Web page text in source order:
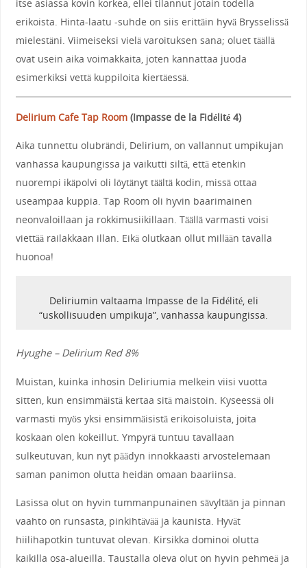
itse asiassa kovin korkea, ellei tilannut jotain todella
erikoista. Hinta-laatu -suhde on siis erittäin hyvä Brysselissä
mielestäni. Viimeiseksi vielä varoituksen sana; oluet täällä
ovat usein aika voimakkaita, joten kannattaa juoda
esimerkiksi vettä kuppiloita kiertäessä.
Delirium Cafe Tap Room(Impasse de la Fidélité 4)
Aika tunnettu olubrändi, Delirium, on vallannut umpikujan
vanhassa kaupungissa ja vaikutti siltä, että etenkin
nuorempi ikäpolvi oli löytänyt täältä kodin, missä ottaa
useampaa kuppia. Tap Room oli hyvin baarimainen
neonvaloillaan ja rokkimusiikillaan. Täällä varmasti voisi
viettää railakkaan illan. Eikä olutkaan ollut millään tavalla
huonoa!
Deliriumin valtaama Impasse de la Fidélité, eli
“uskollisuuden umpikuja”, vanhassa kaupungissa.
Hyughe – Delirium Red 8%
Muistan, kuinka inhosin Deliriumia melkein viisi vuotta
sitten, kun ensimmäistä kertaa sitä maistoin. Kyseessä oli
varmasti myös yksi ensimmäisistä erikoisoluista, joita
koskaan olen kokeillut. Ympyrä tuntuu tavallaan
sulkeutuvan, kun nyt päädyn innokkaasti arvostelemaan
saman panimon olutta heidän omaan baariinsa.
Lasissa olut on hyvin tummanpunainen sävyltään ja pinnan
vaahto on runsasta, pinkihtävää ja kaunista. Hyvät
hiilihapotkin tuntuvat olevan. Kirsikka dominoi olutta
kaikilla osa-alueilla. Taustalla oleva olut on hyvin pehmeä ja